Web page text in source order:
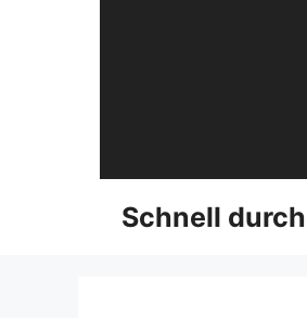
Schnell